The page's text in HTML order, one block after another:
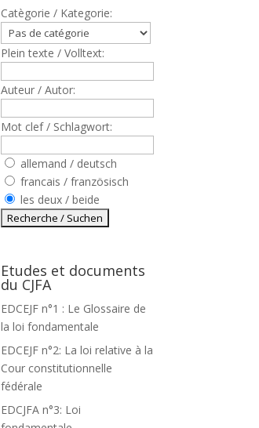
Catègorie / Kategorie:
Plein texte / Volltext:
Auteur / Autor:
Mot clef / Schlagwort:
allemand / deutsch
francais / französisch
les deux / beide
Etudes et documents
du CJFA
EDCEJF n°1 : Le Glossaire de
la loi fondamentale
EDCEJF n°2: La loi relative à la
Cour constitutionnelle
fédérale
EDCJFA n°3: Loi